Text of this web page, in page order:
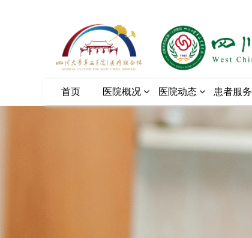
首页 医院概况 医院动态 患者服务